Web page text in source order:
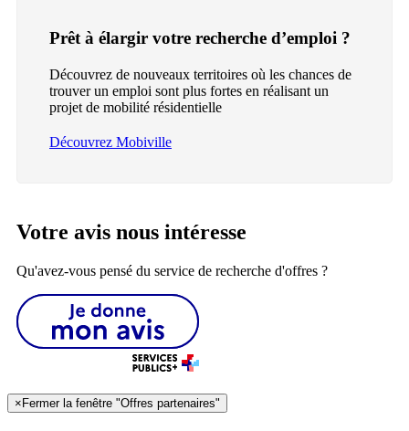
Prêt à élargir votre recherche d’emploi ?
Découvrez de nouveaux territoires où les chances de
trouver un emploi sont plus fortes en réalisant un
projet de mobilité résidentielle
Découvrez Mobiville
Votre avis nous intéresse
Qu'avez-vous pensé du service de recherche d'offres ?
× Fermer la fenêtre "Offres partenaires"